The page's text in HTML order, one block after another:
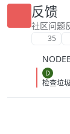
悲剧轮
作品：
所》等
夸克
反馈
社区问题
35
D
检查垃